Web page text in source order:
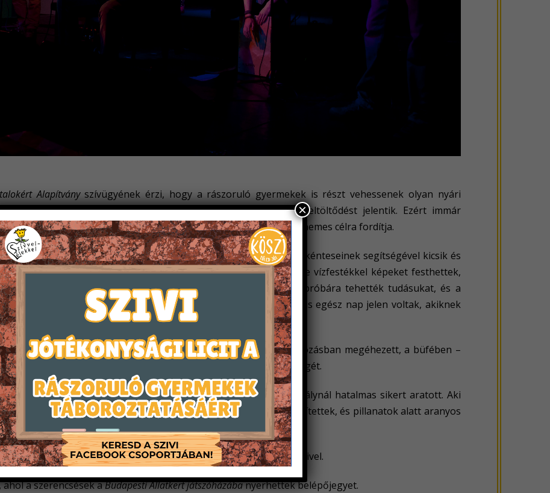
Alapítványszívügyének érzi, hogy a rászoruló gyermekek is részt vehessenek olyan nyári
szürkeségéből való kiszakadást, közösségi élményt, feltöltődést jelentik. Ezért immár
banda! jótékonysági fesztivált, amelynek teljes bevételét eme nemes célra fordítja.
Itt aKÖSZI Egyesületés aGyermekvilág-Ágyszínház Alapítványönkénteseinek segítségével kicsik és
fakanálbábokat vagy gyöngyből ékszert készíthettek, illetve vízfestékkel képeket festhettek,
születtek. Akik a nagy munkában kicsit pihenni vágytak, próbára tehették tudásukat, és a
pontokra vadászhattak. A REX Kutyaotthon Alapítvány
önkéntesei is egész nap jelen voltak, akiknek
roppant kedves kutyussal barátkozhattak.
Hahó együttes vidám dalaira táncolhattak, aki pedig a nagy mulatozásban megéhezett, a büfében –
szolgálta – igazi házi készítésű süteményekkel csillapíthatta éhségét.
az Eszterlánc Gyermekcsoportbábelőadását, ami minden korosztálynál hatalmas sikert aratott. Aki
bőrébe bújjon, annak az előadás után az arcfestő asztalnál segítettek, és pillanatok alatt aranyos
mindenütt.
zárta József Attila és kortárs magyar költők megzenésített verseivel.
a szerencsések aBudapesti Állatkert játszóházábanyerhettek belépőjegyet.
×